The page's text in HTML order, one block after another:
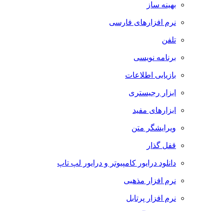
بهینه ساز
نرم افزارهای فارسی
تلفن
برنامه نویسی
بازیابی اطلاعات
ابزار رجیستری
ابزارهای مفید
ویرایشگر متن
قفل گذار
دانلود درایور کامپیوتر و درایور لپ تاپ
نرم افزار مذهبی
نرم افزار پرتابل